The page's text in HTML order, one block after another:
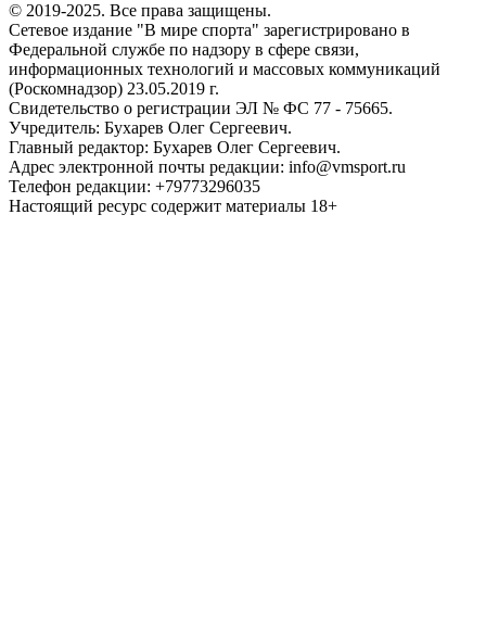
© 2019-2025. Все права защищены.
Сетевое издание "В мире спорта" зарегистрировано в
Федеральной службе по надзору в сфере связи,
информационных технологий и массовых коммуникаций
(Роскомнадзор) 23.05.2019 г.
Свидетельство о регистрации ЭЛ № ФС 77 - 75665.
Учредитель: Бухарев Олег Сергеевич.
Главный редактор: Бухарев Олег Сергеевич.
Адрес электронной почты редакции: info@vmsport.ru
Телефон редакции: +79773296035
Настоящий ресурс содержит материалы 18+